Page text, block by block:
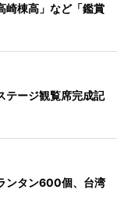
崎棟高」など「鑑賞
テージ観覧席完成記
ンタン600個、台湾